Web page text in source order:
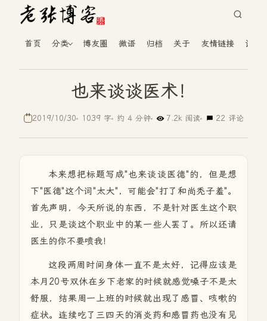
首页 分类 博友圈 微语 归档 关于 友情链接 读者
也来谈谈医术！
2019/10/30 1039 字 约 4 分钟 7.2k 阅读 22 评论
本来想把标题写成"也来谈谈医德"的，但是想
下"医德"这个词"太大"，可能会"打了和尚秃子羞"。
首先声明，今天所说的东西，不是针对医生这个职
业，只是谈这个职业中的某一些人罢了。所以还请
医生的你不要喷我！
这段两周时间身体一直不是太好，记得应该是
本月20号双休在乡下老家的时候就感觉嗓子不是太
舒服，结果周一上班的时候就出现了感冒、咳嗽的
症状。连续吃了三四天的消炎药和感冒药也没有见